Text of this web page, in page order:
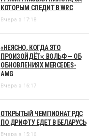
КОТОРЫМ СЛЕДИТ В WRC
Вчера в 17:18
«НЕЯСНО, КОГДА ЭТО
ПРОИЗОЙДЁТ»: ВОЛЬФ — ОБ
ОБНОВЛЕНИЯХ MERCEDES-
AMG
Вчера в 16:17
ОТКРЫТЫЙ ЧЕМПИОНАТ РДС
ПО ДРИФТУ ЕДЕТ В БЕЛАРУСЬ
Вчера в 15:16